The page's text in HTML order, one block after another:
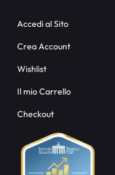
Accedi al Sito
Crea Account
Wishlist
Il mio Carrello
Checkout